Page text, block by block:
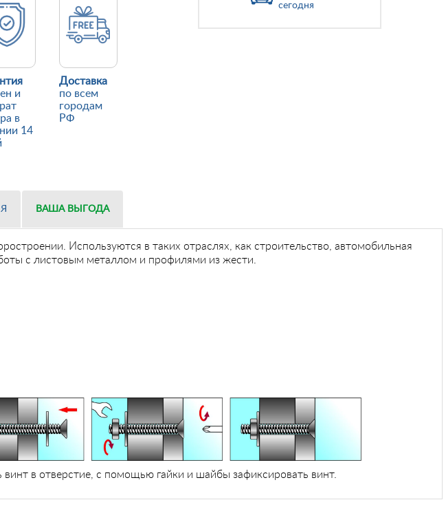
и
в
14
Доставка
по всем
городам
РФ
сегодня
ВАША ВЫГОДА
Используются в таких отраслях, как строительство, автомобильная
с листовым металлом и профилями из жести.
в отверстие, с помощью гайки и шайбы зафиксировать винт.